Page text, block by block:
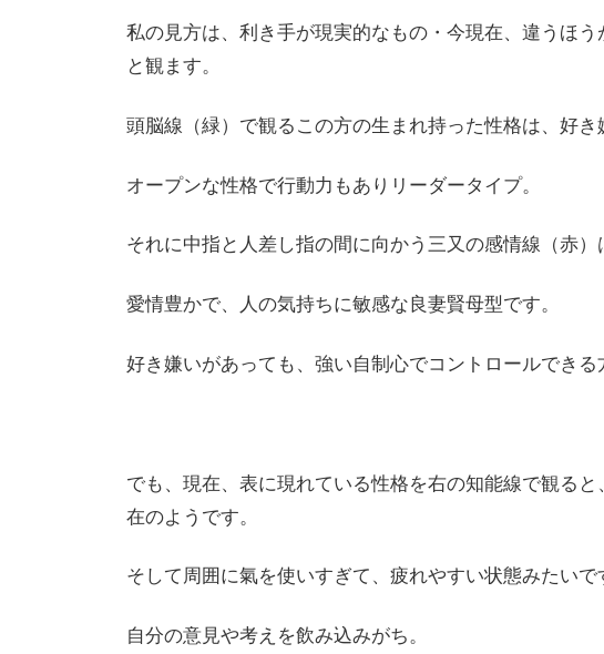
私の見方は、利き手が現実的なもの・今現在、違うほ
と観ます。
頭脳線（緑）で観るこの方の生まれ持った性格は、好き
オープンな性格で行動力もありリーダータイプ。
それに中指と人差し指の間に向かう三又の感情線（赤）
愛情豊かで、人の気持ちに敏感な良妻賢母型です。
好き嫌いがあっても、強い自制心でコントロールできる
でも、現在、表に現れている性格を右の知能線で観る
在のようです。
そして周囲に氣を使いすぎて、疲れやすい状態みたいで
自分の意見や考えを飲み込みがち。